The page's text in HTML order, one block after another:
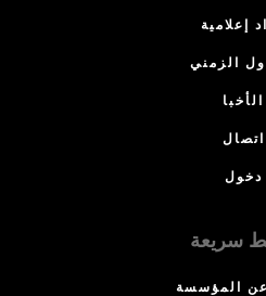
إعلامية
الزمني
الأخبا
اتصال
دخول
سريعة
المؤسسة